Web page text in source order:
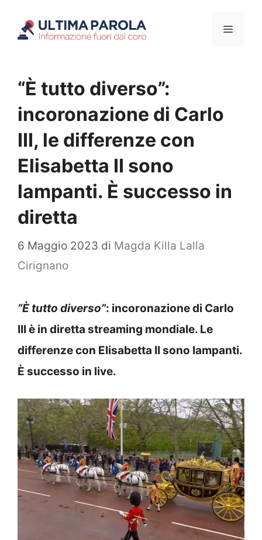
Menu
“È tutto diverso”:
incoronazione di Carlo
III, le differenze con
Elisabetta II sono
lampanti. È successo in
diretta
6 Maggio 2023 di Magda Killa Lalla
Cirignano
“È tutto diverso”: incoronazione di Carlo
III è in diretta streaming mondiale. Le
differenze con Elisabetta II sono lampanti.
È successo in live.